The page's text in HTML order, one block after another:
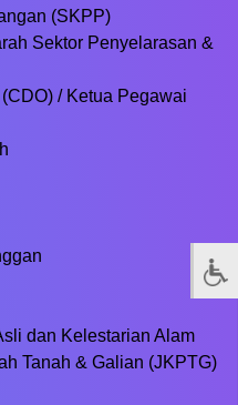
(SKPP)
Sektor Penyelarasan &
/ Ketua Pegawai
dan Kelestarian Alam
Tanah & Galian (JKPTG)